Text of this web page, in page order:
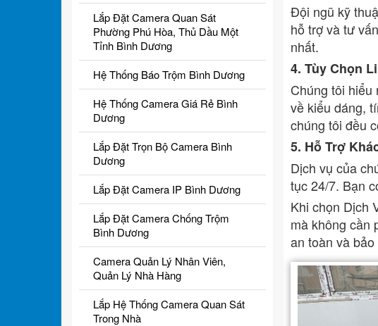
Đội ngũ kỹ
hỗ trợ và tư
nhất.
4. Tùy Chọn
Chúng tôi hiểu
về kiểu dáng,
chúng tôi đều
5. Hỗ Trợ
Dịch vụ của
tục 24/7. Bạn
Khi chọn Dịch
mà không cần
an toàn và bảo
Lắp Đặt Camera Quan Sát
Phường Phú Hòa, Thủ Dầu Một
Tỉnh Bình Dương
Hệ Thống Báo Trộm Bình Dương
Hệ Thống Camera Giá Rẻ Bình
Dương
Lắp Đặt Trọn Bộ Camera Bình
Dương
Lắp Đặt Camera IP Bình Dương
Lắp Đặt Camera Chống Trộm
Bình Dương
Camera Quản Lý Nhân Viên,
Quản Lý Nhà Hàng
Lắp Hệ Thống Camera Quan Sát
Trong Nhà